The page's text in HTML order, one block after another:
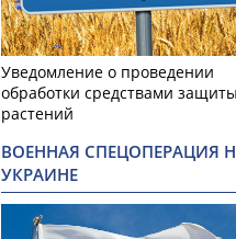
Уведомление о проведении
обработки средствами защиты
растений
ВОЕННАЯ СПЕЦОПЕРАЦИЯ
УКРАИНЕ